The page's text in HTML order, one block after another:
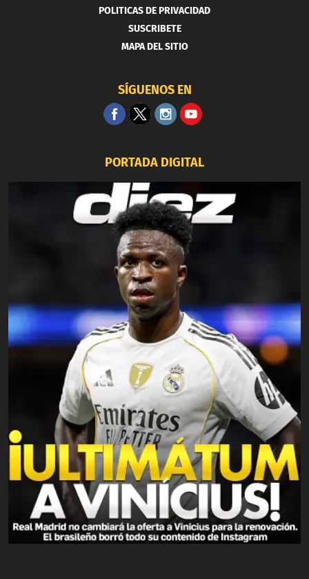
POLITICAS DE PRIVACIDAD
SUSCRIBETE
MAPA DEL SITIO
SÍGUENOS EN
PORTADA DIGITAL